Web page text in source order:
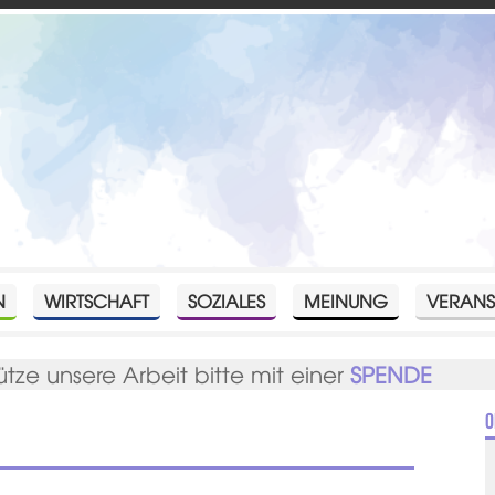
WIRTSCHAFT SOZIALES MEINUNG
unsere Arbeit bitte mit einerSPENDE